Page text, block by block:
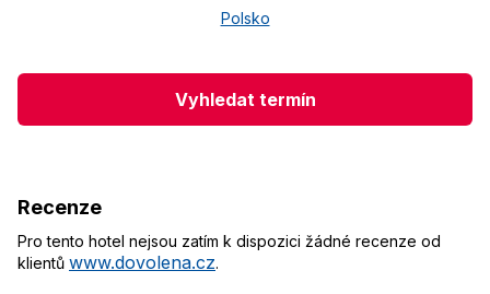
Polsko
Vyhledat termín
Recenze
Pro tento hotel nejsou zatím k dispozici žádné recenze od
klientů www.dovolena.cz.